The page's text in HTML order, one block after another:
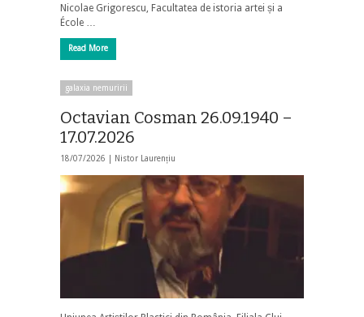
Nicolae Grigorescu, Facultatea de istoria artei și a
École …
Read More
galaxia nemuririi
Octavian Cosman 26.09.1940 –
17.07.2026
18/07/2026 | Nistor Laurențiu